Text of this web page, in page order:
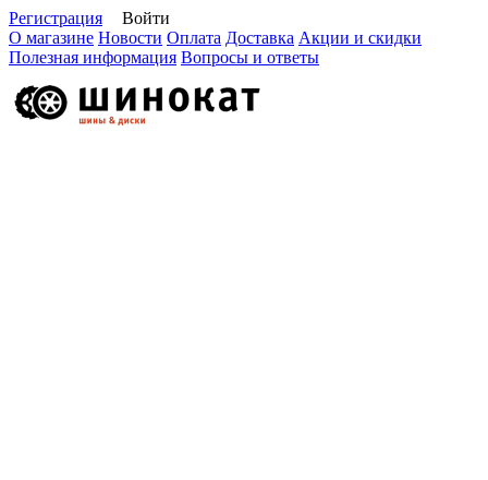
Регистрация
Войти
О магазине Новости Оплата Доставка Акции и скидки
Полезная информация Вопросы и ответы